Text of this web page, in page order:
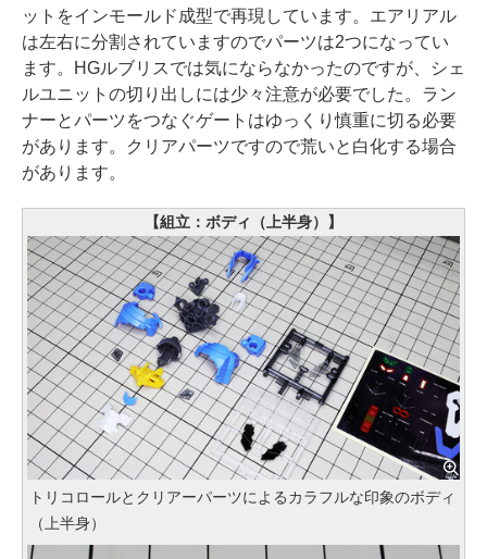
ットをインモールド成型で再現しています。エアリアル
は左右に分割されていますのでパーツは2つになってい
ます。HGルブリスでは気にならなかったのですが、シェ
ルユニットの切り出しには少々注意が必要でした。ラン
ナーとパーツをつなぐゲートはゆっくり慎重に切る必要
があります。クリアパーツですので荒いと白化する場合
があります。
【組立：ボディ（上半身）】
トリコロールとクリアーパーツによるカラフルな印象のボディ
（上半身）